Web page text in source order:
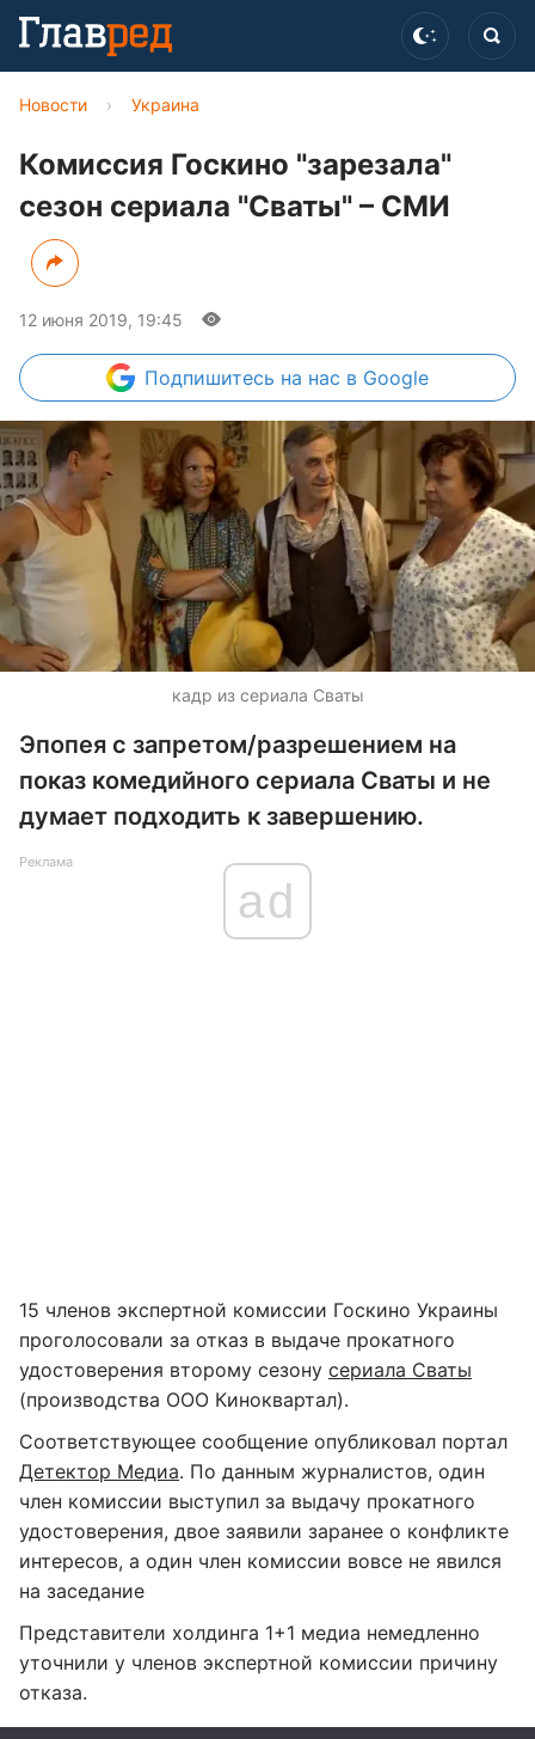
Новости › Украина
Комиссия Госкино "зарезала"
сезон сериала "Сваты" – СМИ
12 июня 2019, 19:45
Подпишитесь на нас в Google
кадр из сериала Сваты
Эпопея с запретом/разрешением на
показ комедийного сериала Сваты и не
думает подходить к завершению.
Реклама
ad
15 членов экспертной комиссии Госкино Украины
проголосовали за отказ в выдаче прокатного
удостоверения второму сезону сериала Сваты
(производства ООО Киноквартал).
Соответствующее сообщение опубликовал портал
Детектор Медиа. По данным журналистов, один
член комиссии выступил за выдачу прокатного
удостоверения, двое заявили заранее о конфликте
интересов, а один член комиссии вовсе не явился
на заседание
Представители холдинга 1+1 медиа немедленно
уточнили у членов экспертной комиссии причину
отказа.